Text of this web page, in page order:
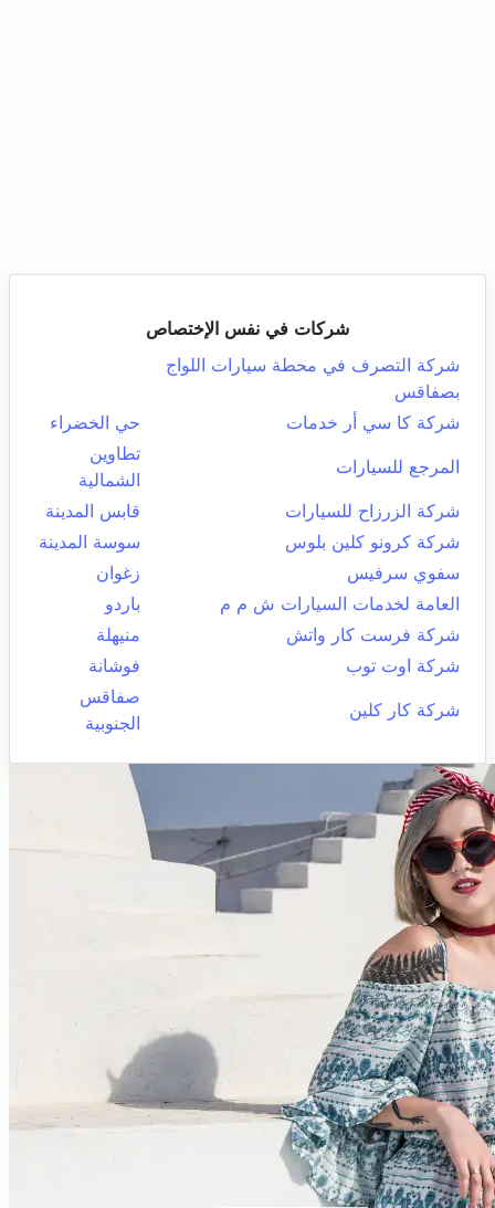
شركات في نفس الإختصاص
شركة التصرف في محطة سيارات اللواج
بصفاقس
شركة كا سي أر خدمات
حي الخضراء
المرجع للسيارات
تطاوين
الشمالية
شركة الزرزاح للسيارات
قابس المدينة
شركة كرونو كلين بلوس
سوسة المدينة
سفوي سرفيس
زغوان
العامة لخدمات السيارات ش م م
باردو
شركة فرست كار واتش
منيهلة
شركة اوت توب
فوشانة
شركة كار كلين
صفاقس
الجنوبية